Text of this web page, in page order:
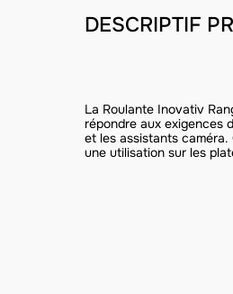
DESCRIPTIF
La Roulante Inovativ
répondre aux exigences
et les assistants
une utilisation sur les